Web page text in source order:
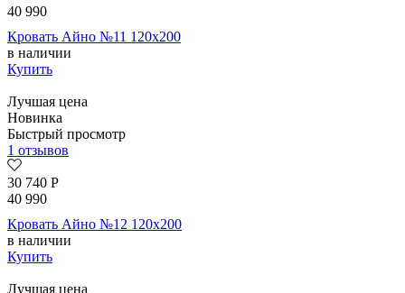
40 990
Кровать Айно №11 120х200
в наличии
Купить
Лучшая цена
Новинка
Быстрый просмотр
1 отзывов
30 740 Р
40 990
Кровать Айно №12 120х200
в наличии
Купить
Лучшая цена